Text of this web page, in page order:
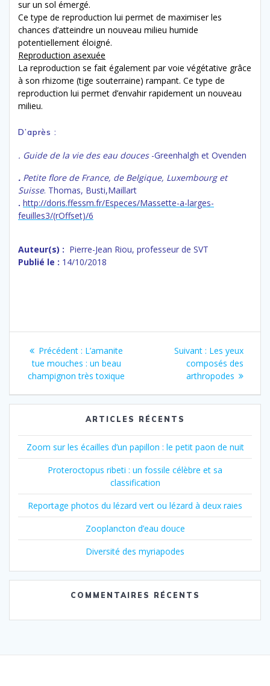
sur un sol émergé.
Ce type de reproduction lui permet de maximiser les
chances d’atteindre un nouveau milieu humide
potentiellement éloigné.
Reproduction asexuée
La reproduction se fait également par voie végétative grâce
à son rhizome (tige souterraine) rampant. Ce type de
reproduction lui permet d’envahir rapidement un nouveau
milieu.
D’après :
. Guide de la vie des eau douces -Greenhalgh et Ovenden
. Petite flore de France, de Belgique, Luxembourg et
Suisse. Thomas, Busti,Maillart
. http://doris.ffessm.fr/Especes/Massette-a-larges-
feuilles3/(rOffset)/6
Auteur(s) : Pierre-Jean Riou, professeur de SVT
Publié le : 14/10/2018
Navigation
de
l’article
Précédent : Article
précédent
:
L’amanite
tue mouches : un beau
champignon très toxique
Suivant : Article
suivant
:
Les yeux
composés des
arthropodes
ARTICLES RÉCENTS
Zoom sur les écailles d’un papillon : le petit paon de nuit
Proteroctopus ribeti : un fossile célèbre et sa
classification
Reportage photos du lézard vert ou lézard à deux raies
Zooplancton d’eau douce
Diversité des myriapodes
COMMENTAIRES RÉCENTS